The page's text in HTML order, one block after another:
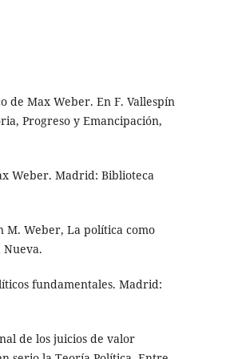
de Max Weber. En F. Vallespín
Progreso y Emancipación,
Weber. Madrid: Biblioteca
M. Weber, La política como
fundamentales. Madrid:
de los juicios de valor